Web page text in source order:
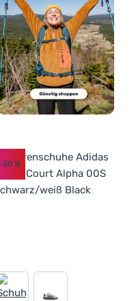
Under Armour Velociti
-30%